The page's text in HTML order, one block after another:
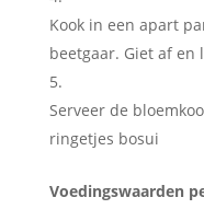
Kook in een apart
beetgaar. Giet af en
Serveer de
ringetjes bosui
Voedingswaarden